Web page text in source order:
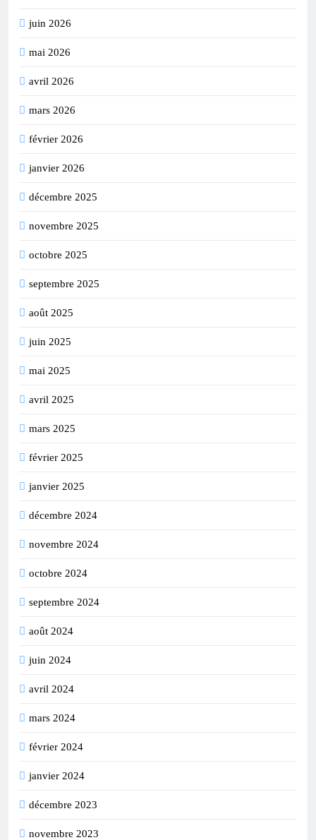
juin 2026
mai 2026
avril 2026
mars 2026
février 2026
janvier 2026
décembre 2025
novembre 2025
octobre 2025
septembre 2025
août 2025
juin 2025
mai 2025
avril 2025
mars 2025
février 2025
janvier 2025
décembre 2024
novembre 2024
octobre 2024
septembre 2024
août 2024
juin 2024
avril 2024
mars 2024
février 2024
janvier 2024
décembre 2023
novembre 2023